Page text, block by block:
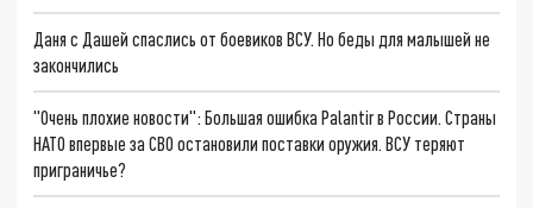
Даня с Дашей спаслись от боевиков ВСУ. Но беды для малышей не
закончились
"Очень плохие новости": Большая ошибка Palantir в России. Страны
НАТО впервые за СВО остановили поставки оружия. ВСУ теряют
приграничье?